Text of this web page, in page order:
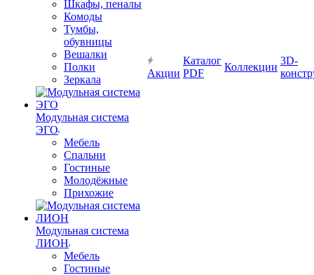
Шкафы, пеналы
Комоды
Тумбы,
обувницы
Вешалки
Полки
Зеркала
Модульная система
ЭГО
Мебель
Спальни
Гостиные
Молодёжные
Прихожие
Модульная система
ЛИОН
Мебель
Гостиные
Акции
Каталог
PDF
Коллекции
3D-